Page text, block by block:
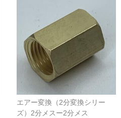
エアー変換（2分変換シリー
ズ）2分メスー2分メス